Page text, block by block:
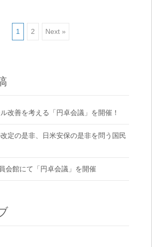
1 2 Next »
改善を考える「円卓会議」を開催！
定の是非、日米安保の是非を問う国民
会館にて「円卓会議」を開催